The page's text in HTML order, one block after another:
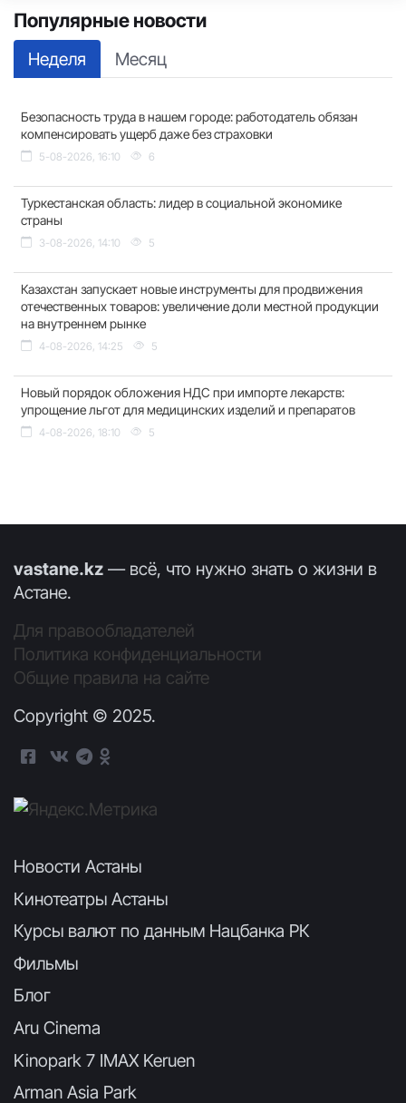
Популярные новости
Неделя Месяц
Безопасность труда в нашем городе: работодатель обязан
компенсировать ущерб даже без страховки
5-08-2026, 16:10 6
Туркестанская область: лидер в социальной экономике
страны
3-08-2026, 14:10 5
Казахстан запускает новые инструменты для продвижения
отечественных товаров: увеличение доли местной продукции
на внутреннем рынке
4-08-2026, 14:25 5
Новый порядок обложения НДС при импорте лекарств:
упрощение льгот для медицинских изделий и препаратов
4-08-2026, 18:10 5
vastane.kz — всё, что нужно знать о жизни в
Астане.
Для правообладателей
Политика конфиденциальности
Общие правила на сайте
Copyright © 2025.
Новости Астаны
Кинотеатры Астаны
Курсы валют по данным Нацбанка РК
Фильмы
Блог
Aru Cinema
Kinopark 7 IMAX Keruen
Arman Asia Park